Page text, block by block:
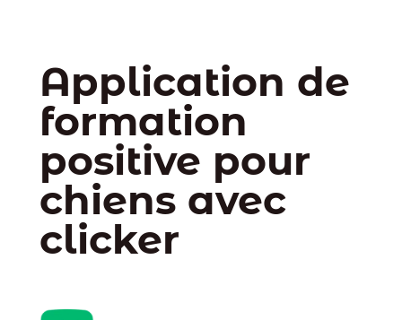
Application de
formation
positive pour
chiens avec
clicker